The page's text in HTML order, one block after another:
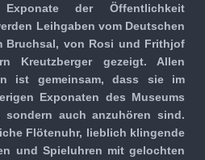
der Öffentlichkeit
Leihgaben vom Deutschen
Bruchsal, von Rosi und Frithjof
Kreutzberger gezeigt. Allen
ist gemeinsam, dass sie im
Exponaten des Museums
sondern auch anzuhören sind.
Flötenuhr, lieblich klingende
und Spieluhren mit gelochten